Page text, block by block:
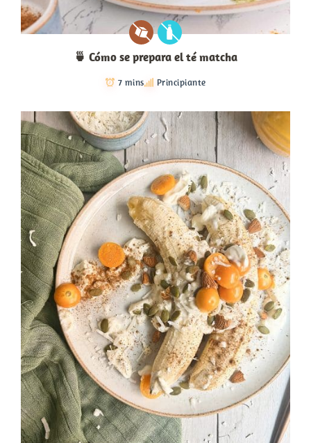
🍵 Cómo se prepara el té matcha
7 mins Principiante